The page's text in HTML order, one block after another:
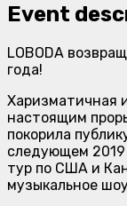
Event
LOBODA
года!
Харизматичная
настоящим
покорила
следующем 2019
тур по США и
музыкальное